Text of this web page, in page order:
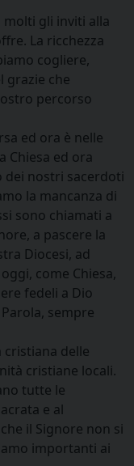
gli inviti alla
La ricchezza
cogliere,
grazie che
percorso
ed ora è nelle
Chiesa ed ora
dei nostri sacerdoti
la mancanza di
sono chiamati a
a pascere la
Diocesi, ad
come Chiesa,
fedeli a Dio
sempre
delle
cristiane locali.
tutte le
e al
il Signore non si
importanti ai